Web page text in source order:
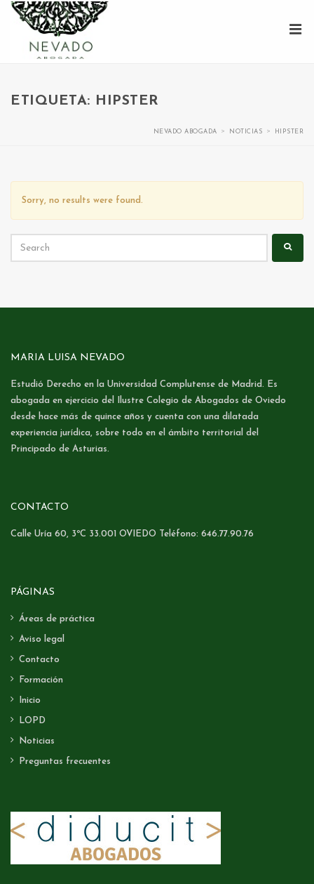
ETIQUETA: HIPSTER
NEVADO ABOGADA > NOTICIAS > HIPSTER
Sorry, no results were found.
MARIA LUISA NEVADO
Estudió Derecho en la Universidad Complutense de Madrid. Es
abogada en ejercicio del Ilustre Colegio de Abogados de Oviedo
desde hace más de quince años y cuenta con una dilatada
experiencia jurídica, sobre todo en el ámbito territorial del
Principado de Asturias.
CONTACTO
Calle Uría 60, 3ºC 33.001 OVIEDO Teléfono: 646.77.90.76
PÁGINAS
Áreas de práctica
Aviso legal
Contacto
Formación
Inicio
LOPD
Noticias
Preguntas frecuentes